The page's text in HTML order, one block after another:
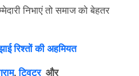
निभाएं तो समाज को बेहतर
रिश्तों की अहमियत
,ट्विटर और